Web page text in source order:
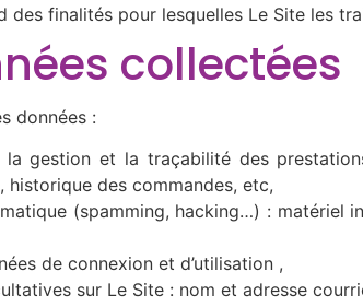
des finalités pour lesquelles Le Site les
collectées
données :
gestion et la traçabilité des
des commandes, etc,
(spamming, hacking…) : matériel
de connexion et d’utilisation ,
sur Le Site : nom et adresse